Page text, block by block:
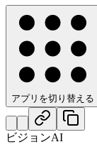
アプリを切り替える
ビジョンAI